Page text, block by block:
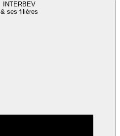
INTERBEV
& ses filières